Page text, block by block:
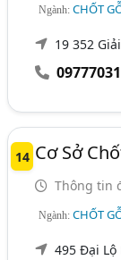
Ngành:CHỐT
19 352
14 Cơ Sở
Thông tin
Ngành:CHỐT
495 Đại Lộ